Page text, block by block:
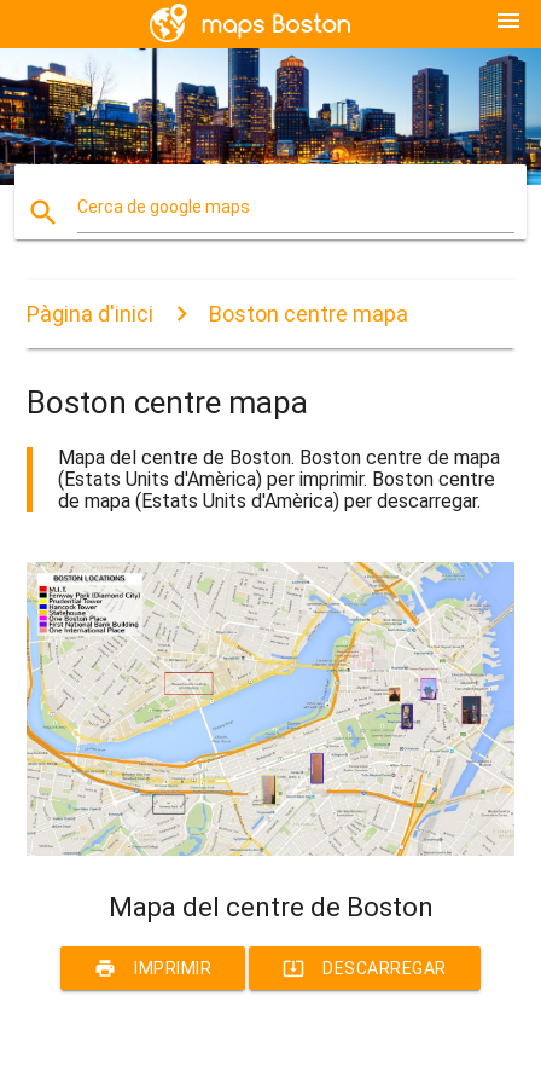
menu
search Cerca de google maps
Pàgina d'inici Boston centre mapa
Boston centre mapa
Mapa del centre de Boston. Boston centre de mapa
(Estats Units d'Amèrica) per imprimir. Boston centre
de mapa (Estats Units d'Amèrica) per descarregar.
Mapa del centre de Boston
print IMPRIMIR system_update_alt DESCARREGAR